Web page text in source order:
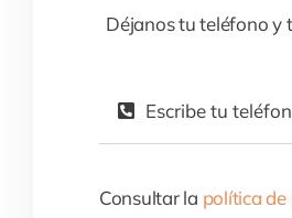
Déjanos tu teléfono y
Consultar la política